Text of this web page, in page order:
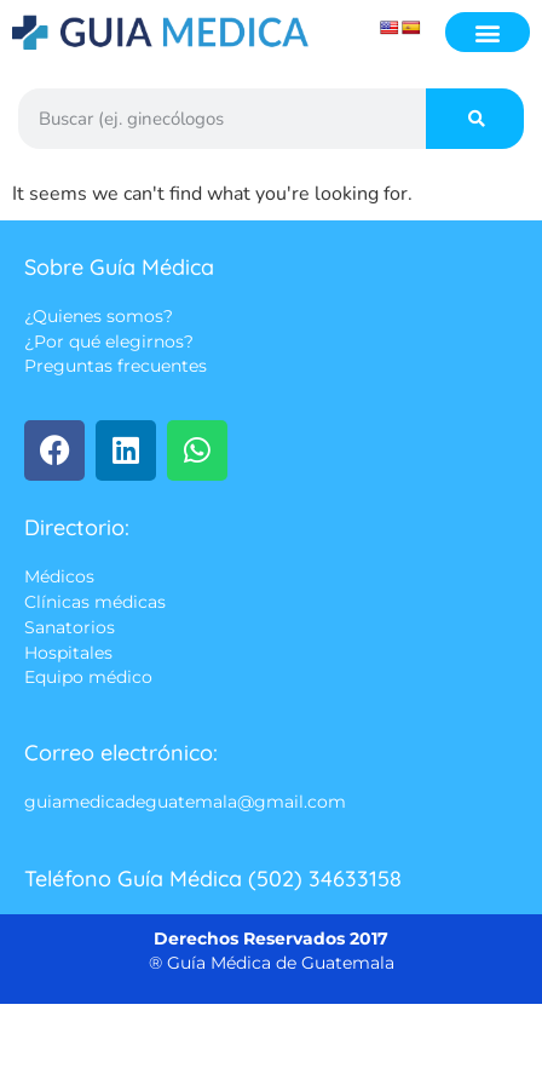
It seems we can't find what you're looking for.
Sobre Guía Médica
¿Quienes somos?
¿Por qué elegirnos?
Preguntas frecuentes
Directorio:
Médicos
Clínicas médicas
Sanatorios
Hospitales
Equipo médico
Correo electrónico:
guiamedicadeguatemala@gmail.com
Teléfono Guía Médica (502) 34633158
Derechos Reservados 2017
® Guía Médica de Guatemala